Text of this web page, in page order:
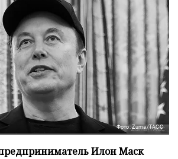
Фото: Zuma/ТАСС
Илон Маск